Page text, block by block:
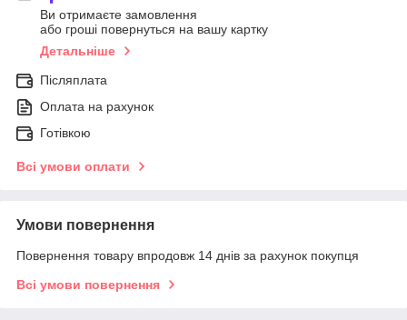
Ви отримаєте замовлення
або гроші повернуться на вашу картку
Детальніше
Післяплата
Оплата на рахунок
Готівкою
Всі умови оплати
Умови повернення
Повернення товару впродовж 14 днів за рахунок покупця
Всі умови повернення